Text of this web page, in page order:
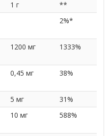
1 г
**
2%*
1200 мг 1333%
0,45 мг 38%
5 мг
31%
10 мг 588%